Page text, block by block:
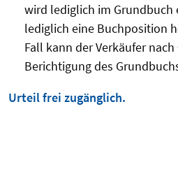
wird lediglich im Grundbuch
lediglich eine Buchposition
Fall kann der Verkäufer nach
Berichtigung des
Urteil frei zugänglich.